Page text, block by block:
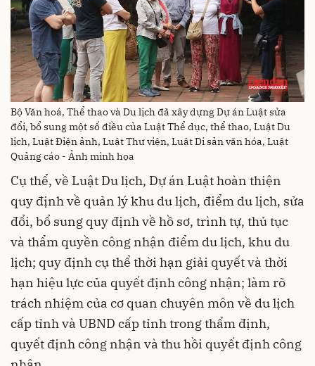
Bộ Văn hoá, Thể thao và Du lịch đã xây dựng Dự án Luật sửa
đổi, bổ sung một số điều của Luật Thể dục, thể thao, Luật Du
lịch, Luật Điện ảnh, Luật Thư viện, Luật Di sản văn hóa, Luật
Quảng cáo - Ảnh minh họa
Cụ thể, về Luật Du lịch, Dự án Luật hoàn thiện
quy định về quản lý khu du lịch, điểm du lịch, sửa
đổi, bổ sung quy định về hồ sơ, trình tự, thủ tục
và thẩm quyền công nhận điểm du lịch, khu du
lịch; quy định cụ thể thời hạn giải quyết và thời
hạn hiệu lực của quyết định công nhận; làm rõ
trách nhiệm của cơ quan chuyên môn về du lịch
cấp tỉnh và UBND cấp tỉnh trong thẩm định,
quyết định công nhận và thu hồi quyết định công